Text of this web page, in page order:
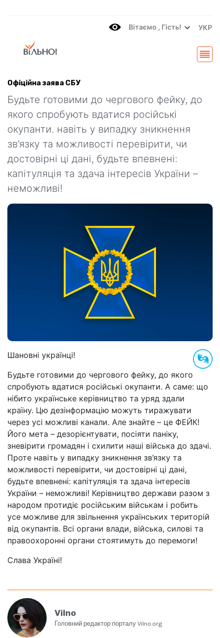
Вітаємo , Гість! УКР
Офіційна заява СБУ
Будьте готовими до чергового фейку, до
якого спробують вдатися російські
окупанти. навіть у випадку зникнення
зв’язку та можливості перевірити, чи
достовірні ці дані, будьте впевнені:
капітуляція та здача інтересів України –
неможливі!
Шановні українці!
Будьте готовими до чергового фейку, до якого
спробують вдатися російські окупанти. А саме: що
нібито українське керівництво та уряд здали
країну. Цю дезінформацію можуть тиражувати
через усі можливі канали. Але знайте – це ФЕЙК!
Його мета – дезорієнтувати, посіяти паніку,
зневірити громадян і схилити наші війська до здачі.
Проте навіть у випадку зникнення зв’язку та
можливості перевірити, чи достовірні ці дані,
будьте впевнені: капітуляція та здача інтересів
України – неможливі! Керівництво держави разом з
народом протидіє російським військам і робить
усе можливе для звільнення українських територій
від окупантів. Всі органи влади, війська, силові та
правоохоронні органи стоятимуть до перемоги!
Слава Україні!
Vilno
Головний редактор порталу Vilno.org